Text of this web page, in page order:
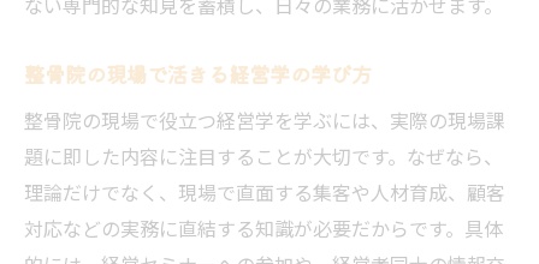
整骨院の現場で活きる経営学の学び方
整骨院の現場で役立つ経営学を学ぶには、実際の現場課
題に即した内容に注目することが大切です。なぜなら、
理論だけでなく、現場で直面する集客や人材育成、顧客
対応などの実務に直結する知識が必要だからです。具体